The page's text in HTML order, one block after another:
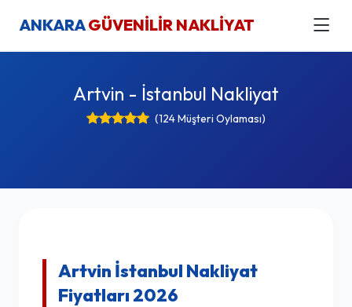
ANKARAGÜVENİLİR NAKLİYAT
Artvin - İstanbul Nakliyat
(124 Müşteri Oylaması)
Artvin İstanbul Nakliyat
Fiyatları 2026